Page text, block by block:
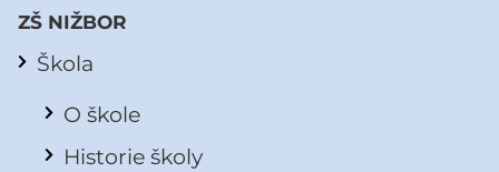
ZŠ NIŽBOR
Škola
O škole
Historie školy